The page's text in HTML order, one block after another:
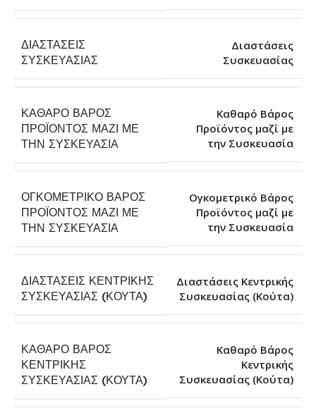
ΔΙΑΣΤΆΣΕΙΣ
ΣΥΣΚΕΥΑΣΊΑΣ
Διαστάσεις
Συσκευασίας
ΚΑΘΑΡΌ ΒΆΡΟΣ
ΠΡΟΪΌΝΤΟΣ ΜΑΖΊ ΜΕ
ΤΗΝ ΣΥΣΚΕΥΑΣΊΑ
Καθαρό Βάρος
Προϊόντος μαζί με
την Συσκευασία
ΟΓΚΟΜΕΤΡΙΚΌ ΒΆΡΟΣ
ΠΡΟΪΌΝΤΟΣ ΜΑΖΊ ΜΕ
ΤΗΝ ΣΥΣΚΕΥΑΣΊΑ
Ογκομετρικό Βάρος
Προϊόντος μαζί με
την Συσκευασία
ΔΙΑΣΤΆΣΕΙΣ ΚΕΝΤΡΙΚΉΣ
ΣΥΣΚΕΥΑΣΊΑΣ (ΚΟΎΤΑ)
Διαστάσεις Κεντρικής
Συσκευασίας (Κούτα)
ΚΑΘΑΡΌ ΒΆΡΟΣ
ΚΕΝΤΡΙΚΉΣ
ΣΥΣΚΕΥΑΣΊΑΣ (ΚΟΎΤΑ)
Καθαρό Βάρος
Κεντρικής
Συσκευασίας (Κούτα)